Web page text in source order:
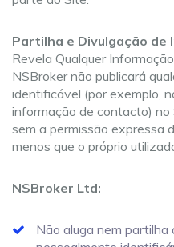
Partilha e Divulgação de
Revela Qualquer
NSBroker não publicará
identificável (por exemplo,
informação de contacto) no
sem a permissão expressa
menos que o próprio
NSBroker Ltd:
Não aluga nem partilha